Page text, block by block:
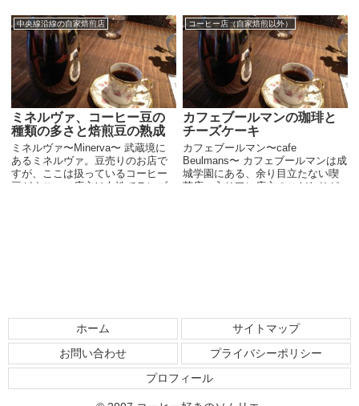
が飲めそう。まほろば珈琲店は基
本的に豆売りのお店で、奥にカフ
ェスペースもあるんだけど...
ね。 ですがエスプレッソ以外のコ
ーヒーに関してはエイジ...
中央線沿線の自家焙煎店
ミネルヴァ、コーヒー豆の
種類の多さと焙煎豆の熟成
ミネルヴァ〜Minerva〜 武蔵境に
あるミネルヴァ。豆売りのお店で
すが、ここは扱っているコーヒー
豆がすごい。店主は女性でランブ
コーヒー店（自家焙煎以外）
カフェブールマンの珈琲と
チーズケーキ
カフェブールマン〜cafe
Beulmans〜 カフェブールマンは成
城学園にある、余り目立たない喫
茶店。入り口に店主のこだわりが
ホーム
サイトマップ
お問い合わせ
プライバシーポリシー
プロフィール